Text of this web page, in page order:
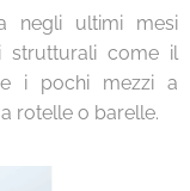
negli ultimi mesi
strutturali come il
i pochi mezzi a
rotelle o barelle.